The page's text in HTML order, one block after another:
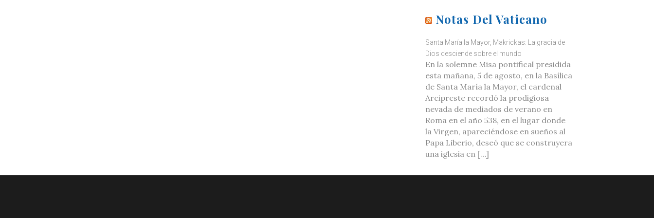
Notas Del Vaticano
Santa María la Mayor, Makrickas: La gracia de
Dios desciende sobre el mundo
En la solemne Misa pontifical presidida
esta mañana, 5 de agosto, en la Basílica
de Santa María la Mayor, el cardenal
Arcipreste recordó la prodigiosa
nevada de mediados de verano en
Roma en el año 538, en el lugar donde
la Virgen, apareciéndose en sueños al
Papa Liberio, deseó que se construyera
una iglesia en […]